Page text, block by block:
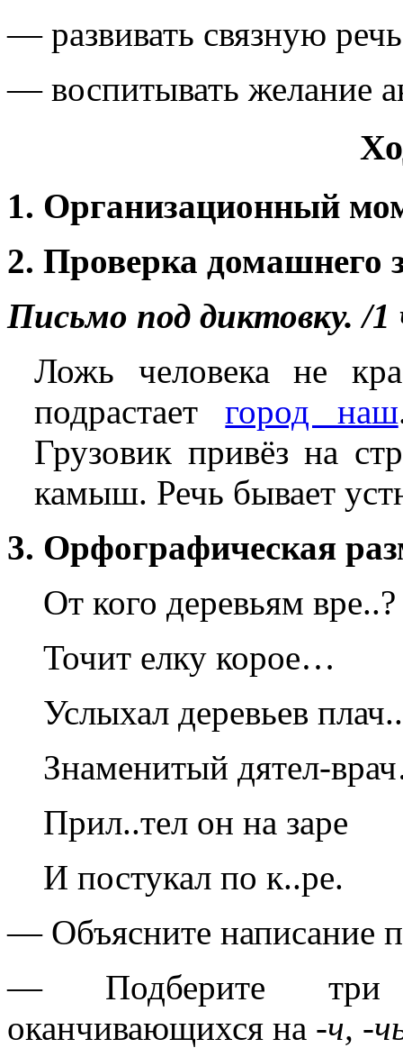
— развивать связную
— воспитывать желание
1. Организационный
2. Проверка домашнего
Письмо под диктовку. /1
Ложь человека не
подрастаетгород наш
Грузовик привёз на
камыш. Речь бывает
3. Орфографическая
От кого деревьям вре..?
Точит елку корое…
Услыхал деревьев плач..
Знаменитый дятел-
Прил..тел он на заре
И постукал по к..ре.
— Объясните написание
— Подберите три
оканчивающихся на -ч, -